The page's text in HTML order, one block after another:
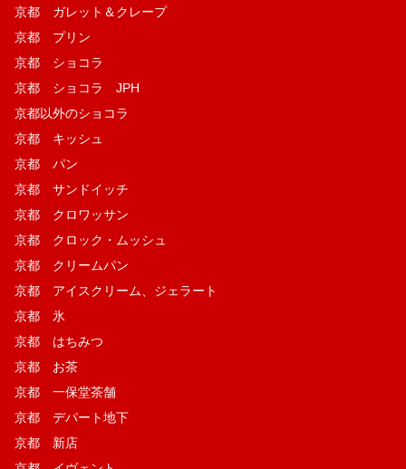
京都 ガレット＆クレープ
京都 プリン
京都 ショコラ
京都 ショコラ JPH
京都以外のショコラ
京都 キッシュ
京都 パン
京都 サンドイッチ
京都 クロワッサン
京都 クロック・ムッシュ
京都 クリームパン
京都 アイスクリーム、ジェラート
京都 氷
京都 はちみつ
京都 お茶
京都 一保堂茶舗
京都 デパート地下
京都 新店